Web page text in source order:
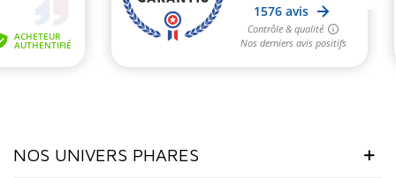
NOS UNIVERS PHARES